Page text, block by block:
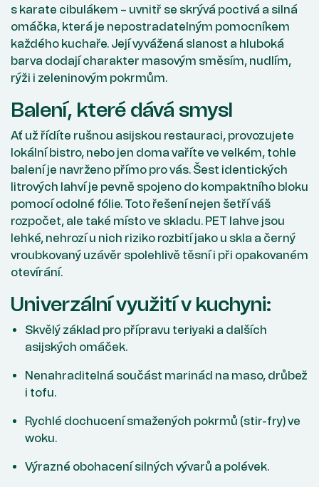
s karate cibulákem – uvnitř se skrývá poctivá a silná
omáčka, která je nepostradatelným pomocníkem
každého kuchaře. Její vyvážená slanost a hluboká
barva dodají charakter masovým směsím, nudlím,
rýži i zeleninovým pokrmům.
Balení, které dává smysl
Ať už řídíte rušnou asijskou restauraci, provozujete
lokální bistro, nebo jen doma vaříte ve velkém, tohle
balení je navrženo přímo pro vás. Šest identických
litrových lahví je pevně spojeno do kompaktního bloku
pomocí odolné fólie. Toto řešení nejen šetří váš
rozpočet, ale také místo ve skladu. PET lahve jsou
lehké, nehrozí u nich riziko rozbití jako u skla a černý
vroubkovaný uzávěr spolehlivě těsní i při opakovaném
otevírání.
Univerzální využití v kuchyni:
Skvělý základ pro přípravu teriyaki a dalších
asijských omáček.
Nenahraditelná součást marinád na maso, drůbež
i tofu.
Rychlé dochucení smažených pokrmů (stir-fry) ve
woku.
Výrazné obohacení silných vývarů a polévek.